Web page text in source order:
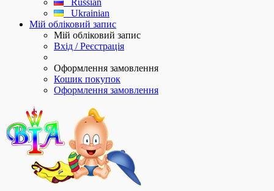
Russian
Ukrainian
Мій обліковий запис
Мій обліковий запис
Вхід / Реєстрація
Оформлення замовлення
Кошик покупок
Оформлення замовлення